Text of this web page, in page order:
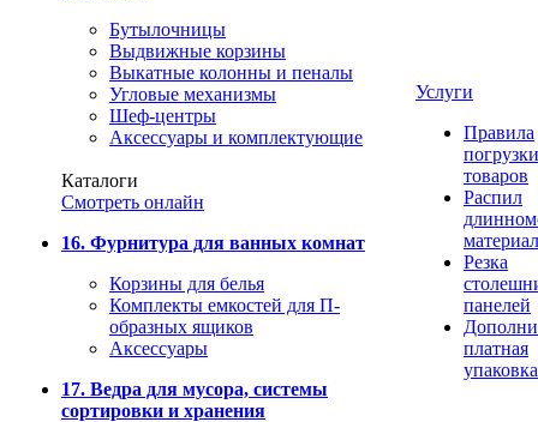
Бутылочницы
Выдвижные корзины
Выкатные колонны и пеналы
Угловые механизмы
Шеф-центры
Аксессуары и комплектующие
Каталоги
Смотреть онлайн
16. Фурнитура для ванных комнат
Корзины для белья
Комплекты емкостей для П-
образных ящиков
Аксессуары
17. Ведра для мусора, системы
сортировки и хранения
Услуги
Правила
погрузки
товаров
Распил
Резка
панелей
платная
упаковка